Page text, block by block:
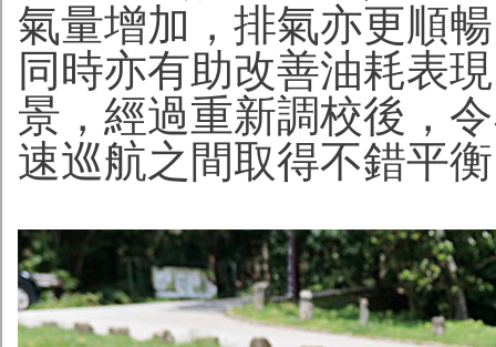
氣量增加，排氣亦更順
同時亦有助改善油耗表
景，經過重新調校後，
速巡航之間取得不錯平